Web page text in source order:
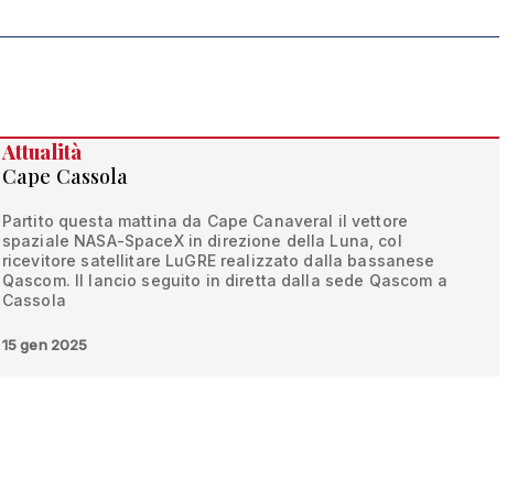
Attualità
Cape Cassola
Partito questa mattina da Cape Canaveral il vettore
spaziale NASA-SpaceX in direzione della Luna, col
ricevitore satellitare LuGRE realizzato dalla bassanese
Qascom. Il lancio seguito in diretta dalla sede Qascom a
Cassola
15 gen 2025